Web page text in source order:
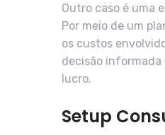
Outro caso é uma
Por meio de um
os custos
decisão informada
lucro.
Setup